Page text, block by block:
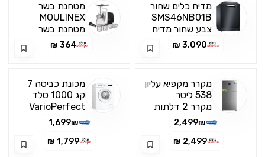
צג דיגיטלי
מדיח כלים שחור
SMS46NB01B
סדרה 4 Bosch
צבע שחור מדיח
כלים בו ניתן
להכניס 14
צג דיגיטלי
3,090 ₪
מטחנת בשר
MOULINEX
ME306832
מטחנת בשר
יכולת עיבוד בשר
REVERSE
המאפשר שחרור
קל ומהיר של
שאריות וניצול
מקסימלי של
הבשר המעובד
364 ₪
מקרר מקפיא עליון
538 ליטר
נירוסטה LUXOR
NF615
מקרר 2 דלתות
מקפיא עליון
הקפאה יבקשה
ללא קרח NO
2,499₪
2,499 ₪
מכונת כביסה 7
קג 1000 סלד
WAN20030iX
Bosch
VarioPerfect
סופר מהירה או
סופר חסכונית
אבל תמיד סופר
1,699₪
1,799 ₪